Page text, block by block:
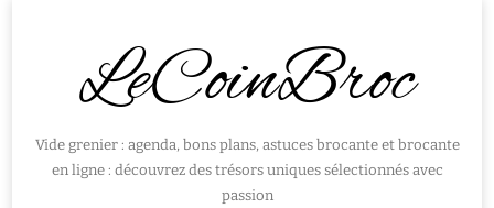
LeCoinBroc
Vide grenier : agenda, bons plans, astuces brocante et brocante
en ligne : découvrez des trésors uniques sélectionnés avec
passion